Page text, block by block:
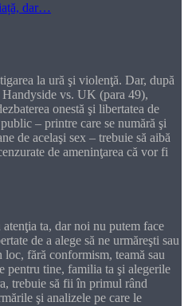
dar…
la ură şi violenţă. Dar, după
vs. UK (para 49),
onestă şi libertatea de
– printre care se numără şi
de acelaşi sex – trebuie să aibă
de ameninţarea că vor fi
ta, dar noi nu putem face
de a alege să ne urmăreşti sau
fără conformism, teamă sau
pentru tine, familia ta şi alegerile
trebuie să fii în primul rând
şi analizele pe care le